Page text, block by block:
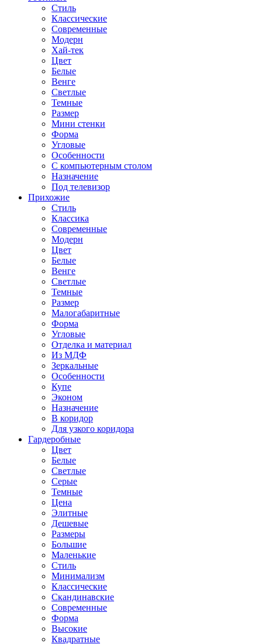
Стиль
Классические
Современные
Модерн
Хай-тек
Цвет
Белые
Венге
Светлые
Темные
Размер
Мини стенки
Форма
Угловые
Особенности
С компьютерным столом
Назначение
Под телевизор
Прихожие
Стиль
Классика
Современные
Модерн
Цвет
Белые
Венге
Светлые
Темные
Размер
Малогабаритные
Форма
Угловые
Отделка и материал
Из МДФ
Зеркальные
Особенности
Купе
Эконом
Назначение
В коридор
Для узкого коридора
Гардеробные
Цвет
Белые
Светлые
Серые
Темные
Цена
Элитные
Дешевые
Размеры
Большие
Маленькие
Стиль
Минимализм
Классические
Скандинавские
Современные
Форма
Высокие
Квадратные